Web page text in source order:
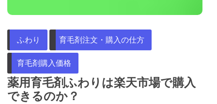
ふわり 育毛剤注文・購入の仕方
育毛剤購入価格
薬用育毛剤ふわりは楽天市場で購入
できるのか？